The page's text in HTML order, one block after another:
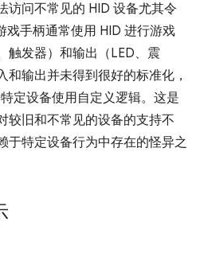
访问不常见的 HID 设备尤其令
戏手柄通常使用 HID 进行游戏
触发器）和输出（LED、震
和输出并未得到很好的标准化，
定设备使用自定义逻辑。这是
较旧和不常见的设备的支持不
于特定设备行为中存在的怪异之